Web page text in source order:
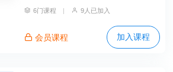
6门课程 | 9人已加入
会员课程 加入课程